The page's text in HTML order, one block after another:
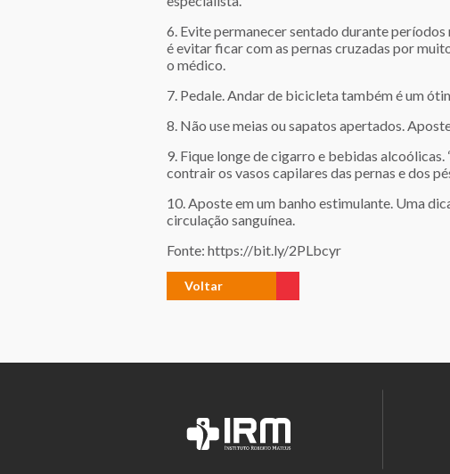
6. Evite permanecer sentado durante
é evitar ficar com as pernas cruzadas por
o médico.
7. Pedale. Andar de bicicleta também é um
8. Não use meias ou sapatos apertados.
9. Fique longe de cigarro e bebidas
contrair os vasos capilares das pernas e dos
10. Aposte em um banho estimulante. Uma
circulação sanguínea.
Fonte: https://bit.ly/2PLbcyr
Voltar